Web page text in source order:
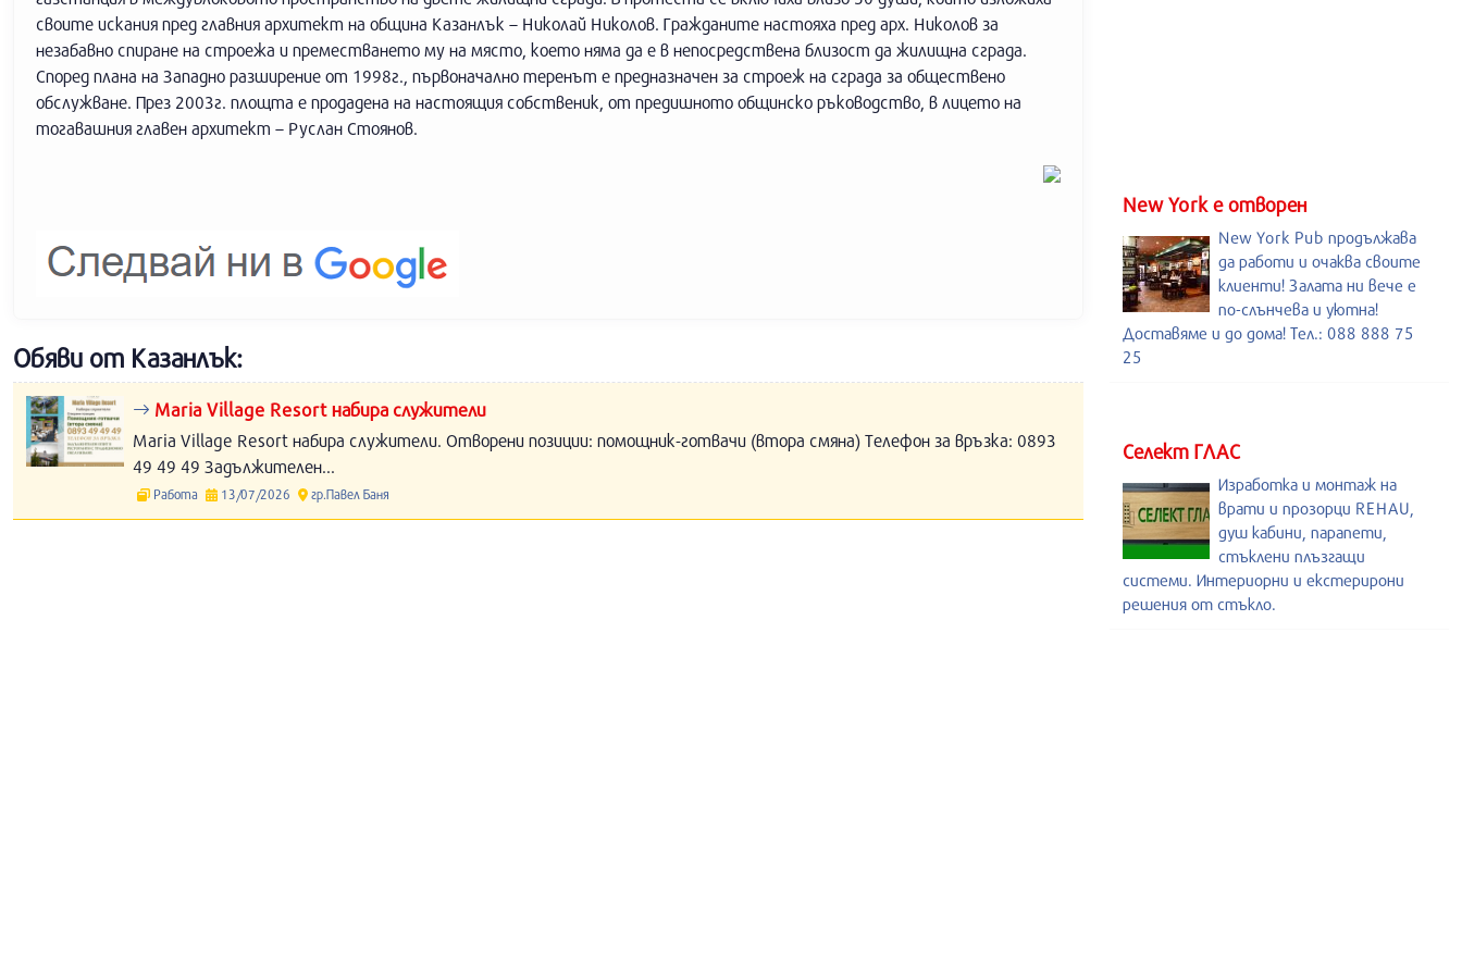
своите искания пред главния архитект на община Казанлък – Николай Николов. Гражданите настояха пред арх. Николов за
незабавно спиране на строежа и преместването му на място, което няма да е в непосредствена близост да жилищна сграда.
Според плана на Западно разширение от 1998г., първоначално теренът е предназначен за строеж на сграда за обществено
обслужване. През 2003г. площта е продадена на настоящия собственик, от предишното общинско ръководство, в лицето на
тогавашния главен архитект – Руслан Стоянов.
Обяви от Казанлък:
Maria Village Resort набира служители
Maria Village Resort набира служители. Отворени позиции: помощник-готвачи (втора смяна) Телефон за връзка: 0893
49 49 49 Задължителен...
Работа 13/07/2026 гр.Павел Баня
New York е отворен
New York Pub продължава
да работи и очаква своите
клиенти! Залата ни вече е
по-слънчева и уютна!
Доставяме и до дома! Тел.: 088 888 75
25
Селект ГЛАС
Изработка и монтаж на
врати и прозорци REHAU,
душ кабини, парапети,
стъклени плъзгащи
системи. Интериорни и екстерирони
решения от стъкло.